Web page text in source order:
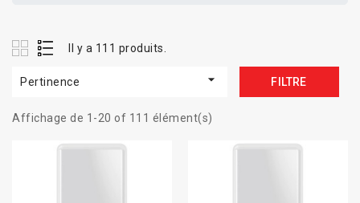
Il y a 111 produits.
Pertinence  FILTRE
Affichage de 1-20 of 111 élément(s)